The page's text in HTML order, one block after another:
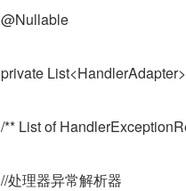
@Nullable
private
/** List of
//处理器异常解析器